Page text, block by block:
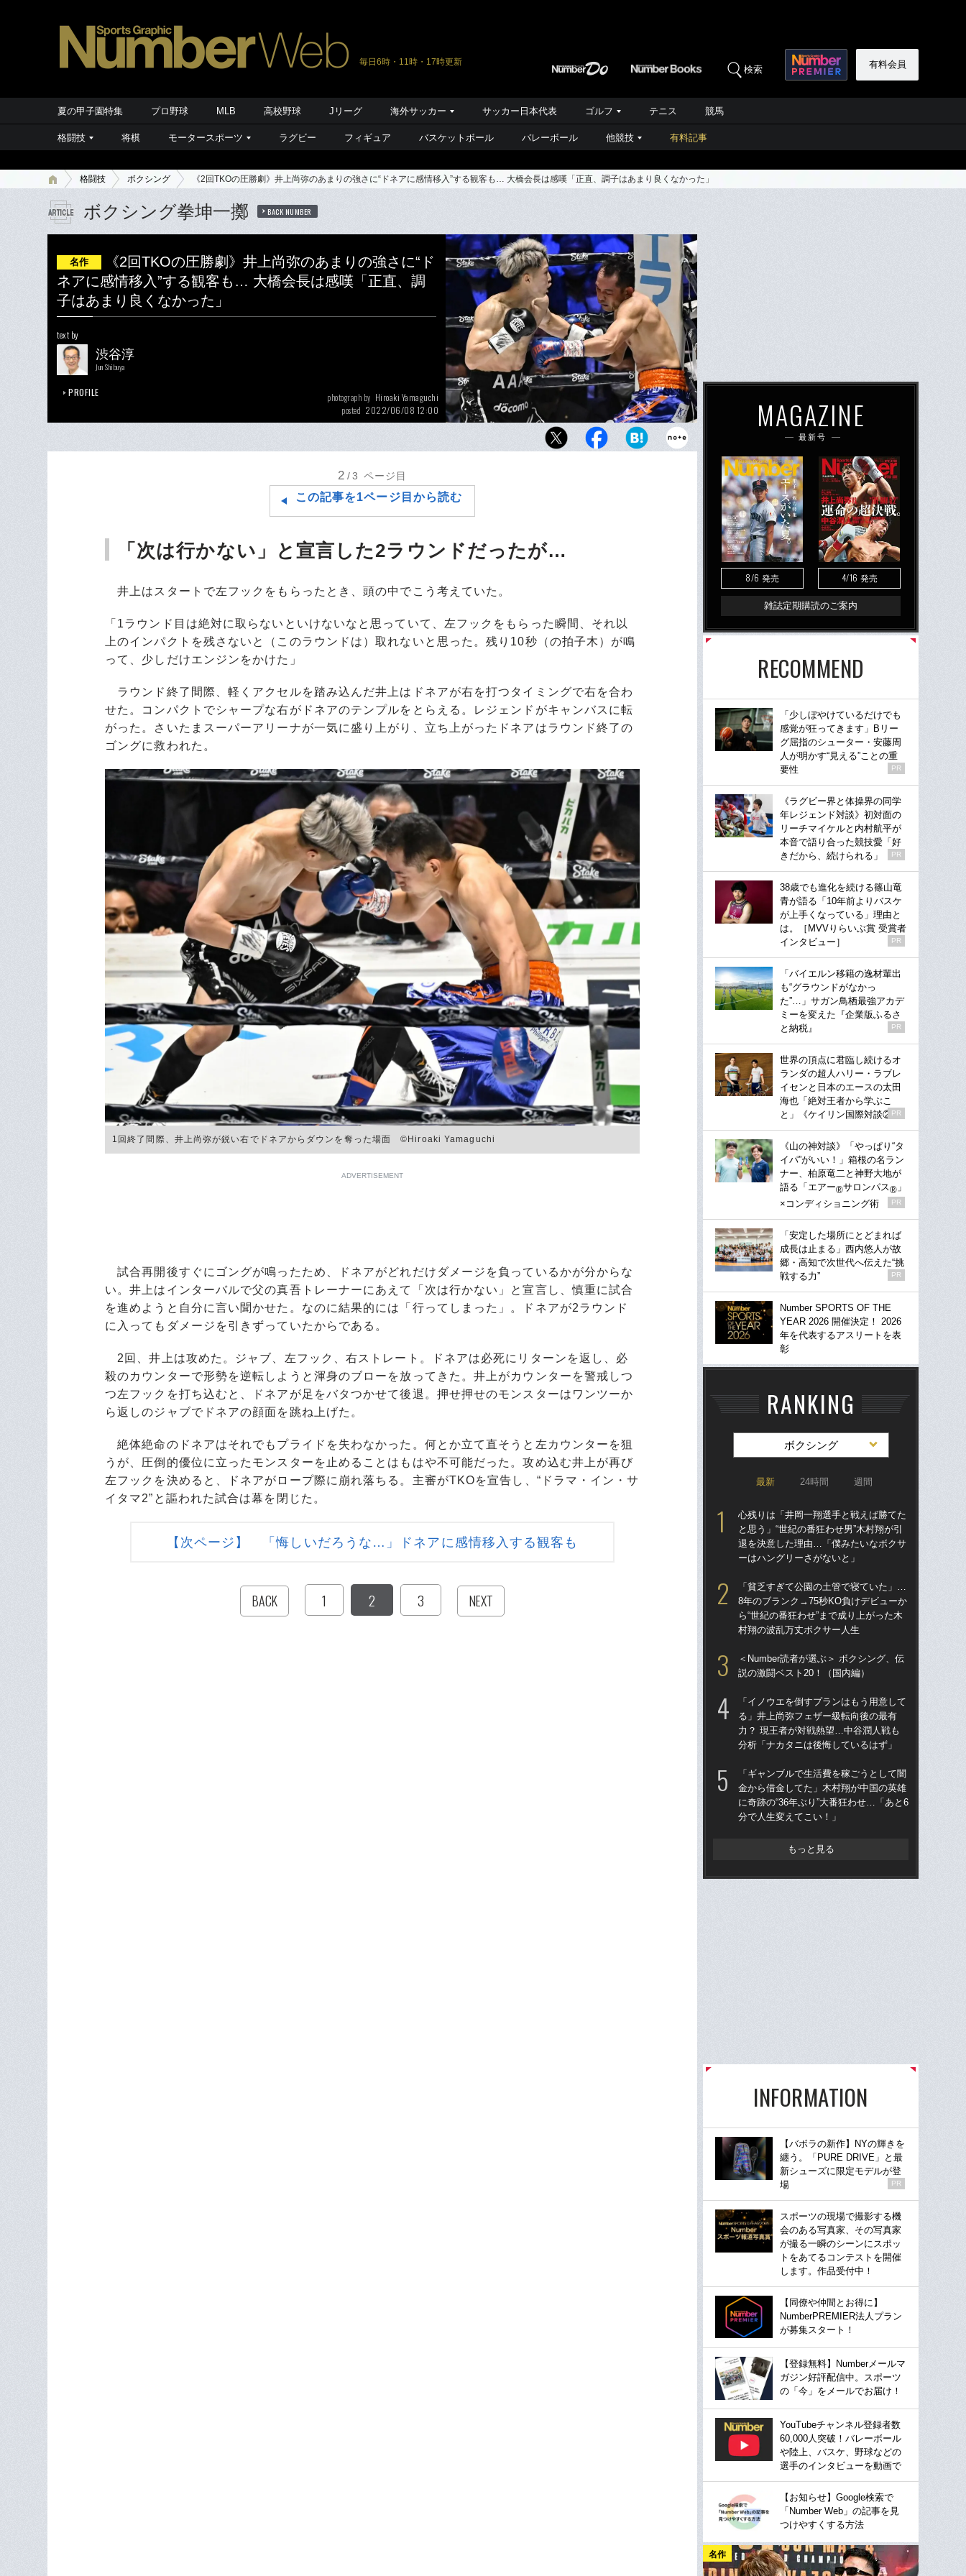
毎日6時・11時・17時更新
検索 有料会員
夏の甲子園特集 プロ野球 MLB 高校野球 Jリーグ 海外サッカー サッカー日本代表 ゴルフ テニス 競馬
格闘技 将棋 モータースポーツ ラグビー フィギュア バスケットボール バレーボール 他競技 有料記事
格闘技 ボクシング 《2回TKOの圧勝劇》井上尚弥のあまりの強さに“ドネアに感情移入”する観客も… 大橋会長は感嘆「正直、調子はあまり良くなかった」
ボクシング拳坤一擲 BACK NUMBER
名作
《2回TKOの圧勝劇》井上尚弥のあまりの強さに“ド
ネアに感情移入”する観客も… 大橋会長は感嘆「正直、調
子はあまり良くなかった」
text by
渋谷淳
Jun Shibuya
PROFILE photograph by Hiroaki Yamaguchi
posted 2022/06/08 12:00
2回、井上尚弥がノニト・ドネアを沈めた瞬間。“モンスタ
2 /3 ページ目
この記事を1ページ目から読む
「次は行かない」と宣言した2ラウンドだったが…
井上はスタートで左フックをもらったとき、頭の中でこう考えていた。
「1ラウンド目は絶対に取らないといけないなと思っていて、左フックをもらった瞬間、それ以
上のインパクトを残さないと（このラウンドは）取れないと思った。残り10秒（の拍子木）が鳴
って、少しだけエンジンをかけた」
ラウンド終了間際、軽くアクセルを踏み込んだ井上はドネアが右を打つタイミングで右を合わ
せた。コンパクトでシャープな右がドネアのテンプルをとらえる。レジェンドがキャンバスに転
がった。さいたまスーパーアリーナが一気に盛り上がり、立ち上がったドネアはラウンド終了の
ゴングに救われた。
1回終了間際、井上尚弥が鋭い右でドネアからダウンを奪った場面 ©Hiroaki Yamaguchi
ADVERTISEMENT
試合再開後すぐにゴングが鳴ったため、ドネアがどれだけダメージを負っているかが分からな
い。井上はインターバルで父の真吾トレーナーにあえて「次は行かない」と宣言し、慎重に試合
を進めようと自分に言い聞かせた。なのに結果的には「行ってしまった」。ドネアが2ラウンド
に入ってもダメージを引きずっていたからである。
2回、井上は攻めた。ジャブ、左フック、右ストレート。ドネアは必死にリターンを返し、必
殺のカウンターで形勢を逆転しようと渾身のブローを放ってきた。井上がカウンターを警戒しつ
つ左フックを打ち込むと、ドネアが足をバタつかせて後退。押せ押せのモンスターはワンツーか
ら返しのジャブでドネアの顔面を跳ね上げた。
絶体絶命のドネアはそれでもプライドを失わなかった。何とか立て直そうと左カウンターを狙
うが、圧倒的優位に立ったモンスターを止めることはもはや不可能だった。攻め込む井上が再び
左フックを決めると、ドネアがロープ際に崩れ落ちる。主審がTKOを宣告し、“ドラマ・イン・サ
イタマ2”と謳われた試合は幕を閉じた。
【次ページ】 「悔しいだろうな…」ドネアに感情移入する観客も
BACK 1 2 3 NEXT
MAGAZINE
最新号
8/6 発売 4/16 発売
雑誌定期購読のご案内
RECOMMEND
「少しぼやけているだけでも
感覚が狂ってきます」Bリー
グ屈指のシューター・安藤周
人が明かす“見える”ことの重
要性
PR
《ラグビー界と体操界の同学
年レジェンド対談》初対面の
リーチマイケルと内村航平が
本音で語り合った競技愛「好
きだから、続けられる」
PR
38歳でも進化を続ける篠山竜
青が語る「10年前よりバスケ
が上手くなっている」理由と
は。［MVVりらいぶ賞 受賞者
インタビュー］
PR
「バイエルン移籍の逸材輩出
も“グラウンドがなかっ
た”…」サガン鳥栖最強アカデ
ミーを変えた『企業版ふるさ
と納税』
PR
世界の頂点に君臨し続けるオ
ランダの超人ハリー・ラブレ
イセンと日本のエースの太田
海也「絶対王者から学ぶこ
と」《ケイリン国際対談②》
PR
《山の神対談》「やっぱり“タ
イパ”がいい！」箱根の名ラン
ナー、柏原竜二と神野大地が
語る「エアー®サロンパス® 」
×コンディショニング術
PR
「安定した場所にとどまれば
成長は止まる」西内悠人が故
郷・高知で次世代へ伝えた“挑
戦する力”
PR
Number SPORTS OF THE
YEAR 2026 開催決定！ 2026
年を代表するアスリートを表
彰
RANKING
ボクシング
最新 24時間 週間
心残りは「井岡一翔選手と戦えば勝てた
と思う」“世紀の番狂わせ男”木村翔が引
退を決意した理由…「僕みたいなボクサ
ーはハングリーさがないと」
「貧乏すぎて公園の土管で寝ていた」…
8年のブランク→75秒KO負けデビューか
ら“世紀の番狂わせ”まで成り上がった木
村翔の波乱万丈ボクサー人生
＜Number読者が選ぶ＞ ボクシング、伝
説の激闘ベスト20！（国内編）
「イノウエを倒すプランはもう用意して
る」井上尚弥フェザー級転向後の最有
力？ 現王者が対戦熱望…中谷潤人戦も
分析「ナカタニは後悔しているはず」
「ギャンブルで生活費を稼ごうとして闇
金から借金してた」木村翔が中国の英雄
に奇跡の“36年ぶり”大番狂わせ…「あと6
分で人生変えてこい！」
もっと見る
INFORMATION
【バボラの新作】NYの輝きを
纏う。「PURE DRIVE」と最
新シューズに限定モデルが登
場
PR
スポーツの現場で撮影する機
会のある写真家、その写真家
が撮る一瞬のシーンにスポッ
トをあてるコンテストを開催
します。作品受付中！
【同僚や仲間とお得に】
NumberPREMIER法人プラン
が募集スタート！
【登録無料】Numberメールマ
ガジン好評配信中。スポーツ
の「今」をメールでお届け！
YouTubeチャンネル登録者数
60,000人突破！バレーボール
や陸上、バスケ、野球などの
選手のインタビューを動画で
【お知らせ】Google検索で
「Number Web」の記事を見
つけやすくする方法
名作